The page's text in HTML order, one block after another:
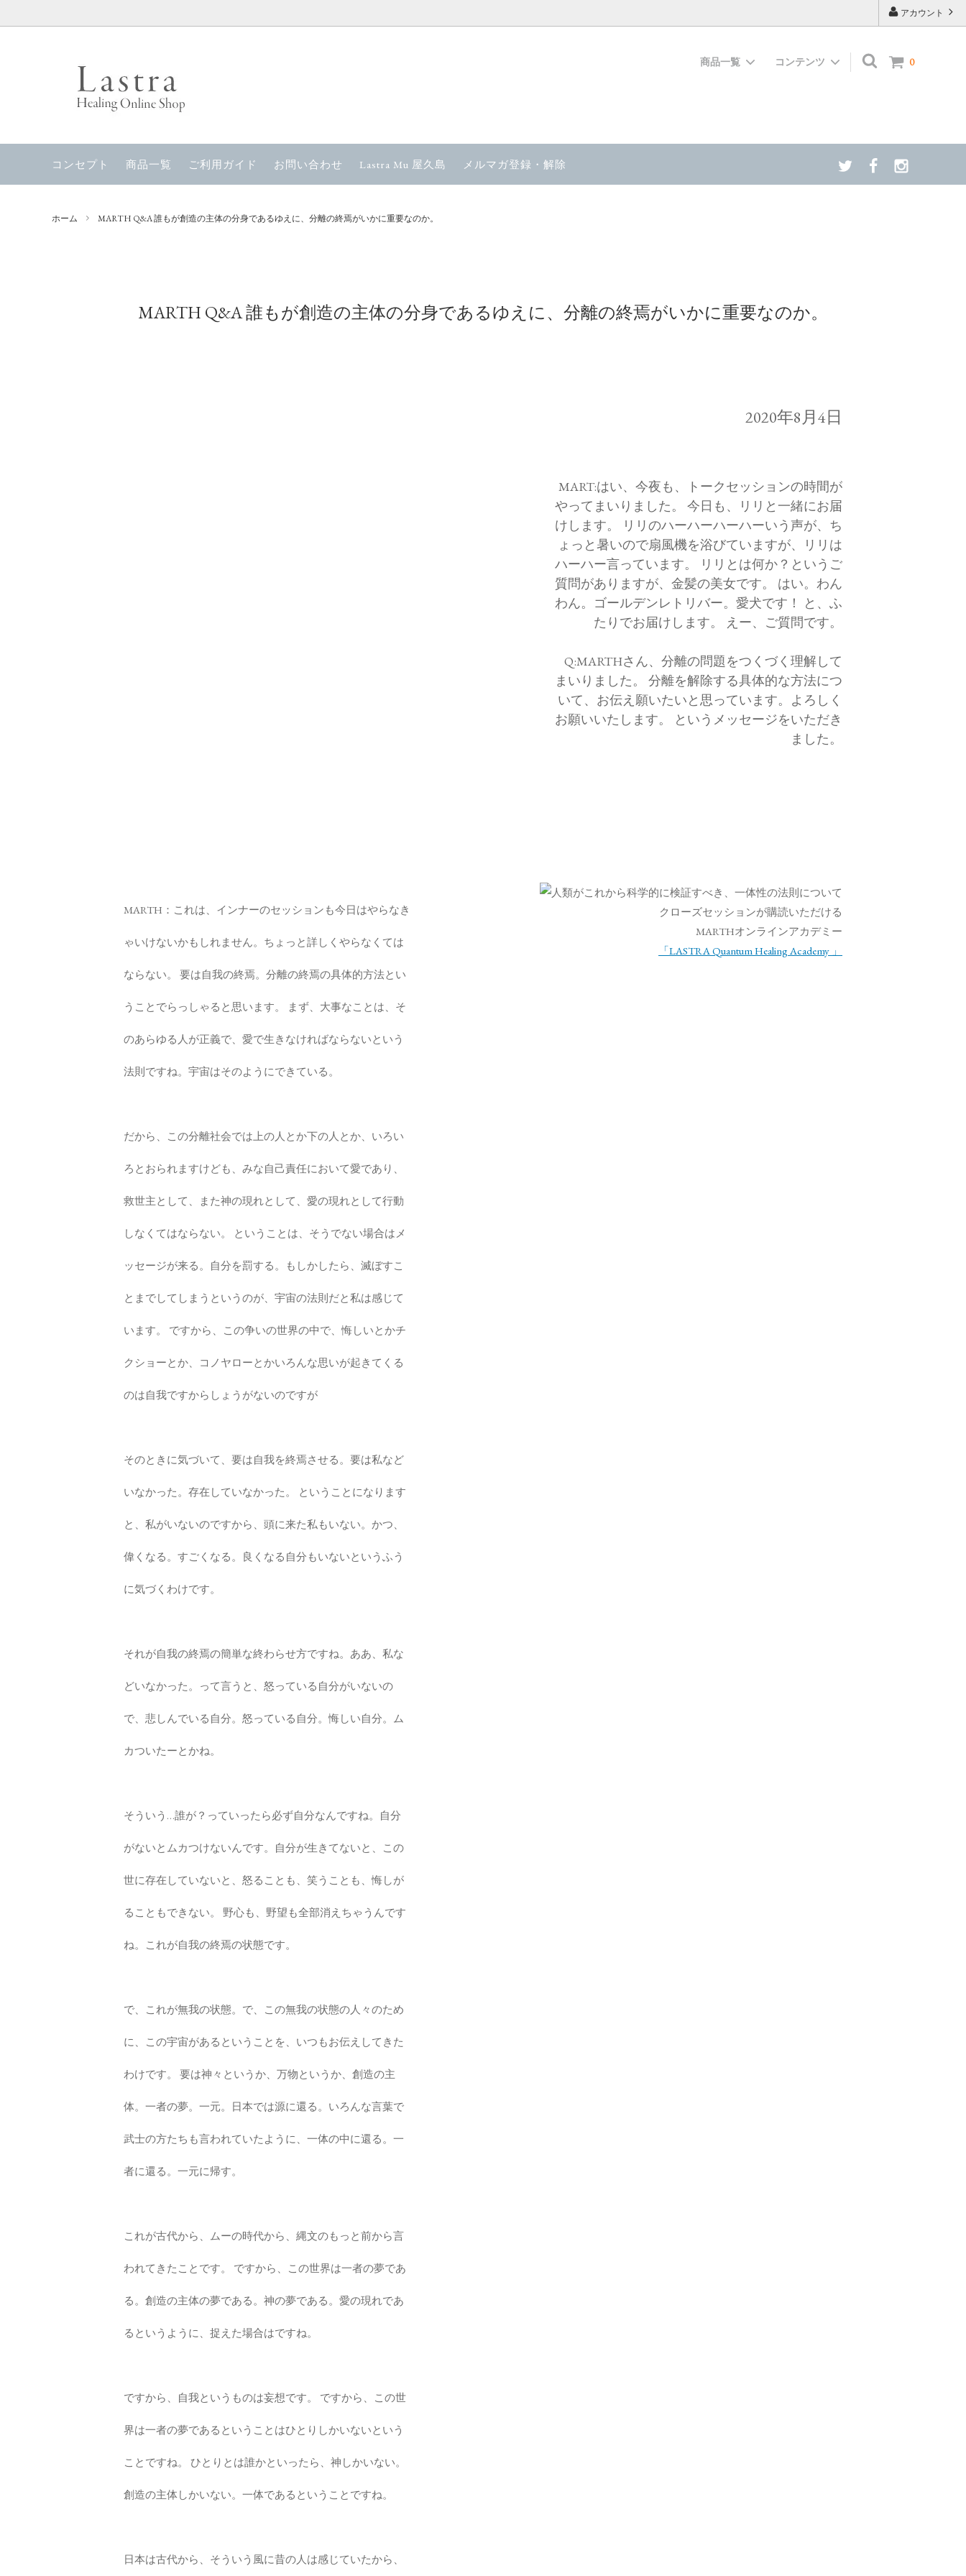
アカウント
0
商品一覧
生体電流を整える
ナチュラルウォーター・ライフウォータ
ー
ラシ
コンテンツ
当店のコンセプト
コンセプト 商品一覧 ご利用ガイド お問い合わせ Lastra Mu 屋久島 メルマガ登録・解除
ホーム MARTH Q&A 誰もが創造の主体の分身であるゆえに、分離の終焉がいかに重要なのか。
MARTH Q&A 誰もが創造の主体の分身であるゆえに、分離の終焉がいかに重要なのか。
2020年8月4日
MART:はい、今夜も、トークセッションの時間が
やってまいりました。 今日も、リリと一緒にお届
けします。 リリのハーハーハーハーいう声が、ち
ょっと暑いので扇風機を浴びていますが、リリは
ハーハー言っています。 リリとは何か？というご
質問がありますが、金髪の美女です。 はい。わん
わん。ゴールデンレトリバー。愛犬です！ と、ふ
たりでお届けします。 えー、ご質問です。
Q:MARTHさん、分離の問題をつくづく理解して
まいりました。 分離を解除する具体的な方法につ
いて、お伝え願いたいと思っています。よろしく
お願いいたします。 というメッセージをいただき
ました。
クローズセッションが購読いただける
MARTHオンラインアカデミー
「LASTRA Quantum Healing Academy 」
MARTH：これは、インナーのセッションも今日はやらなき
ゃいけないかもしれません。ちょっと詳しくやらなくては
ならない。 要は自我の終焉。分離の終焉の具体的方法とい
うことでらっしゃると思います。 まず、大事なことは、そ
のあらゆる人が正義で、愛で生きなければならないという
法則ですね。宇宙はそのようにできている。
だから、この分離社会では上の人とか下の人とか、いろい
ろとおられますけども、みな自己責任において愛であり、
救世主として、また神の現れとして、愛の現れとして行動
しなくてはならない。 ということは、そうでない場合はメ
ッセージが来る。自分を罰する。もしかしたら、滅ぼすこ
とまでしてしまうというのが、宇宙の法則だと私は感じて
います。 ですから、この争いの世界の中で、悔しいとかチ
クショーとか、コノヤローとかいろんな思いが起きてくる
のは自我ですからしょうがないのですが
そのときに気づいて、要は自我を終焉させる。要は私など
いなかった。存在していなかった。 ということになります
と、私がいないのですから、頭に来た私もいない。かつ、
偉くなる。すごくなる。良くなる自分もいないというふう
に気づくわけです。
それが自我の終焉の簡単な終わらせ方ですね。ああ、私な
どいなかった。って言うと、怒っている自分がいないの
で、悲しんでいる自分。怒っている自分。悔しい自分。ム
カついたーとかね。
そういう…誰が？っていったら必ず自分なんですね。自分
がないとムカつけないんです。自分が生きてないと、この
世に存在していないと、怒ることも、笑うことも、悔しが
ることもできない。 野心も、野望も全部消えちゃうんです
ね。これが自我の終焉の状態です。
で、これが無我の状態。で、この無我の状態の人々のため
に、この宇宙があるということを、いつもお伝えしてきた
わけです。 要は神々というか、万物というか、創造の主
体。一者の夢。一元。日本では源に還る。いろんな言葉で
武士の方たちも言われていたように、一体の中に還る。一
者に還る。一元に帰す。
これが古代から、ムーの時代から、縄文のもっと前から言
われてきたことです。 ですから、この世界は一者の夢であ
る。創造の主体の夢である。神の夢である。愛の現れであ
るというように、捉えた場合はですね。
ですから、自我というものは妄想です。 ですから、この世
界は一者の夢であるということはひとりしかいないという
ことですね。 ひとりとは誰かといったら、神しかいない。
創造の主体しかいない。一体であるということですね。
日本は古代から、そういう風に昔の人は感じていたから、